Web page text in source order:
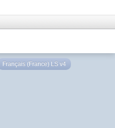
Français (France) LS v4